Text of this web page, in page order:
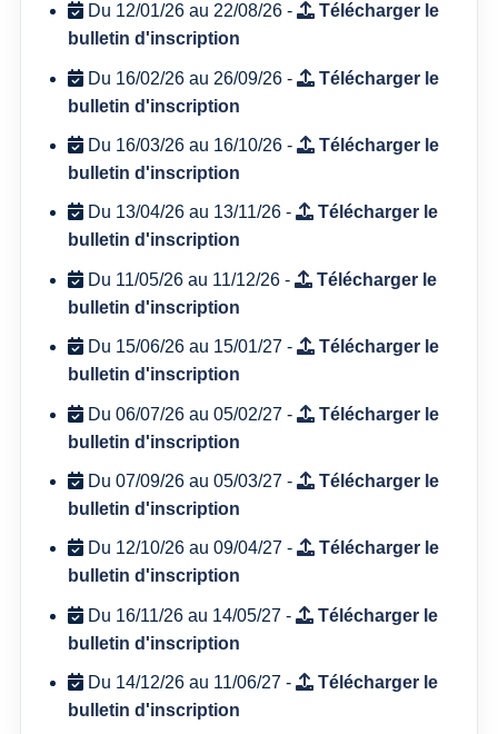
Du 12/01/26 au 22/08/26 -
Télécharger le
bulletin d'inscription
Du 16/02/26 au 26/09/26 -
Télécharger le
bulletin d'inscription
Du 16/03/26 au 16/10/26 -
Télécharger le
bulletin d'inscription
Du 13/04/26 au 13/11/26 -
Télécharger le
bulletin d'inscription
Du 11/05/26 au 11/12/26 -
Télécharger le
bulletin d'inscription
Du 15/06/26 au 15/01/27 -
Télécharger le
bulletin d'inscription
Du 06/07/26 au 05/02/27 -
Télécharger le
bulletin d'inscription
Du 07/09/26 au 05/03/27 -
Télécharger le
bulletin d'inscription
Du 12/10/26 au 09/04/27 -
Télécharger le
bulletin d'inscription
Du 16/11/26 au 14/05/27 -
Télécharger le
bulletin d'inscription
Du 14/12/26 au 11/06/27 -
Télécharger le
bulletin d'inscription